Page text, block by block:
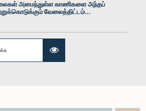
அஸோக அபேசிங்ஹ, பா.உ.
அமைந்துள்ள காணிகளை அந்தப்
வேலைத்திட்டம்...